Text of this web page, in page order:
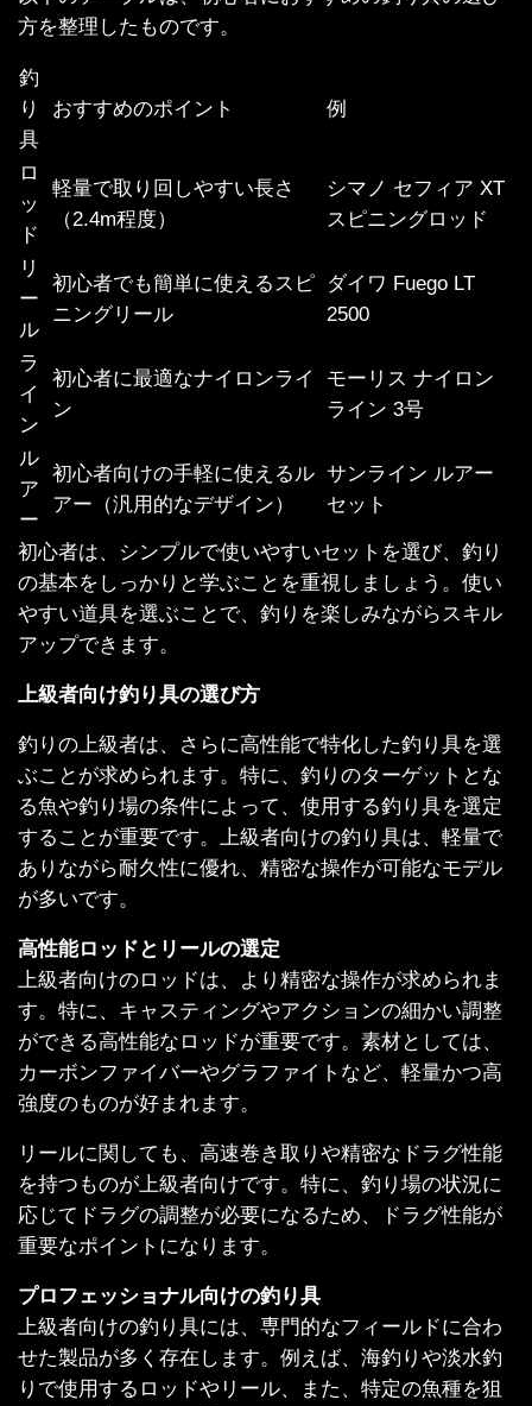
方を整理したものです。
釣
り
具
おすすめのポイント 例
ロ
ッ
ド
軽量で取り回しやすい長さ
（2.4m程度）
シマノ セフィア XT
スピニングロッド
リ
ー
ル
初心者でも簡単に使えるスピ
ニングリール
ダイワ Fuego LT
2500
ラ
イ
ン
初心者に最適なナイロンライ
ン
モーリス ナイロン
ライン 3号
ル
ア
ー
初心者向けの手軽に使えるル
アー（汎用的なデザイン）
サンライン ルアー
セット
初心者は、シンプルで使いやすいセットを選び、釣り
の基本をしっかりと学ぶことを重視しましょう。使い
やすい道具を選ぶことで、釣りを楽しみながらスキル
アップできます。
上級者向け釣り具の選び方
釣りの上級者は、さらに高性能で特化した釣り具を選
ぶことが求められます。特に、釣りのターゲットとな
る魚や釣り場の条件によって、使用する釣り具を選定
することが重要です。上級者向けの釣り具は、軽量で
ありながら耐久性に優れ、精密な操作が可能なモデル
が多いです。
高性能ロッドとリールの選定
上級者向けのロッドは、より精密な操作が求められま
す。特に、キャスティングやアクションの細かい調整
ができる高性能なロッドが重要です。素材としては、
カーボンファイバーやグラファイトなど、軽量かつ高
強度のものが好まれます。
リールに関しても、高速巻き取りや精密なドラグ性能
を持つものが上級者向けです。特に、釣り場の状況に
応じてドラグの調整が必要になるため、ドラグ性能が
重要なポイントになります。
プロフェッショナル向けの釣り具
上級者向けの釣り具には、専門的なフィールドに合わ
せた製品が多く存在します。例えば、海釣りや淡水釣
りで使用するロッドやリール、また、特定の魚種を狙